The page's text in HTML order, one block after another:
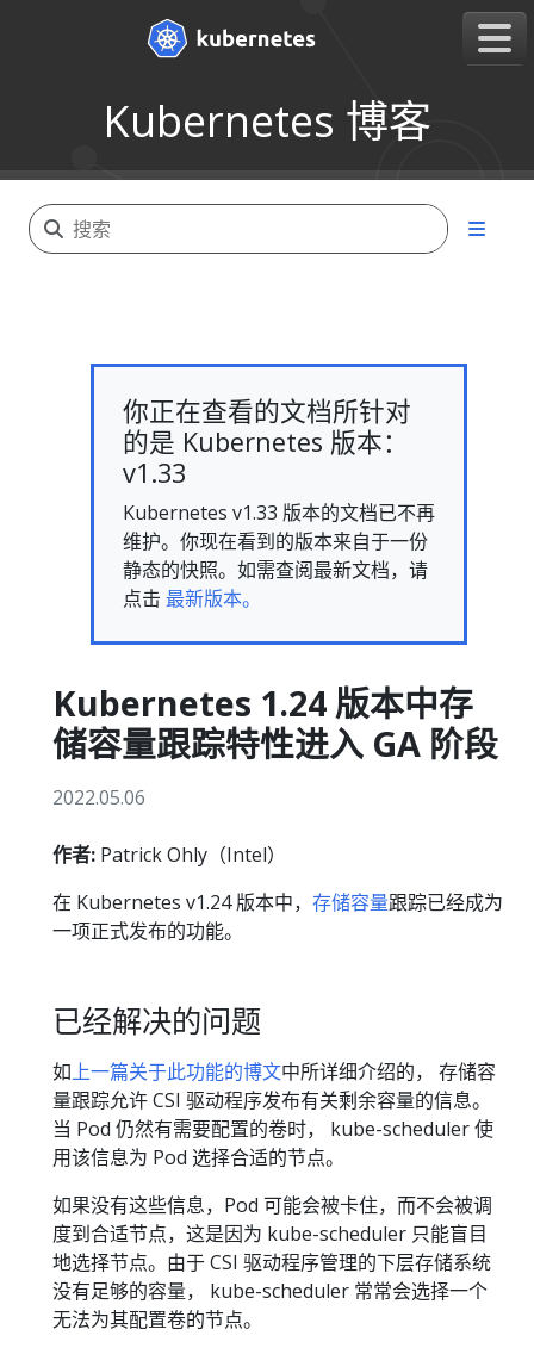
Kubernetes 博客
你正在查看的文档所针对
的是 Kubernetes 版本：
v1.33
Kubernetes v1.33 版本的文档已不再
维护。你现在看到的版本来自于一份
静态的快照。如需查阅最新文档，请
点击 最新版本。
Kubernetes 1.24 版本中存
储容量跟踪特性进入 GA 阶段
2022.05.06
作者: Patrick Ohly（Intel）
在 Kubernetes v1.24 版本中， 存储容量跟踪已经成为
一项正式发布的功能。
已经解决的问题
如上一篇关于此功能的博文中所详细介绍的， 存储容
量跟踪允许 CSI 驱动程序发布有关剩余容量的信息。
当 Pod 仍然有需要配置的卷时， kube-scheduler 使
用该信息为 Pod 选择合适的节点。
如果没有这些信息，Pod 可能会被卡住，而不会被调
度到合适节点，这是因为 kube-scheduler 只能盲目
地选择节点。由于 CSI 驱动程序管理的下层存储系统
没有足够的容量， kube-scheduler 常常会选择一个
无法为其配置卷的节点。